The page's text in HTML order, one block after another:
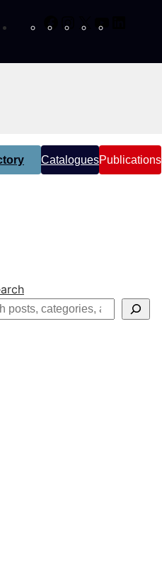
CataloguesPublications